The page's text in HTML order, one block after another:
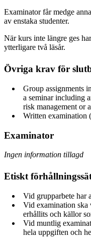
Examinator får medge
av enstaka studenter.
När kurs inte längre ges
ytterligare två läsår.
Övriga krav för
Group assignments
a seminar including
risk management or
Written examination
Examinator
Ingen information tillagd
Etiskt
Vid grupparbete har
Vid examination ska
erhållits och källor
Vid muntlig
hela uppgiften och